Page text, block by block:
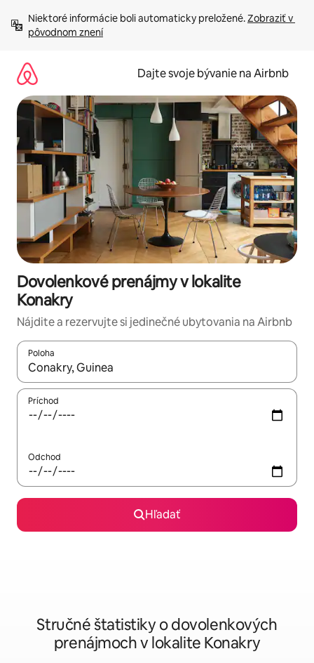
obsah.
Niektoré informácie boli automaticky preložené. Zobraziť v
pôvodnom znení
Dajte svoje bývanie na Airbnb
Dovolenkové prenájmy v lokalite
Konakry
Nájdite a rezervujte si jedinečné ubytovania na Airbnb
Poloha
Keď budú výsledky k dispozícii, môžete si ich prechádzať
Príchod
Odchod
Hľadať
Stručné štatistiky o dovolenkových
prenájmoch v lokalite Konakry